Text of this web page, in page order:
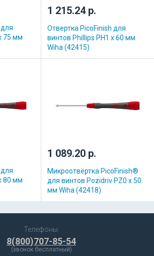
75 мм
1 215.24 р.
Отвертка PicoFinish для
винтов Phillips PH1 x 60 мм
Wiha (42415)
80 мм
1 089.20 р.
Микроотвёртка PicoFinish®
для винтов Pozidriv PZ0 x 50
мм Wiha (42418)
Телефоны:
8(800)707-85-54
(звонок бесплатный)